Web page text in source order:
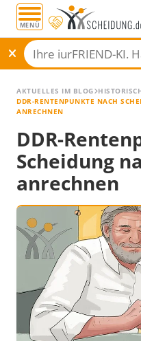
MENÜ
AKTUELLES IM BLOG
DDR-RENTENPUNKTE NACH
ANRECHNEN
DDR-
Scheidung
anrechnen